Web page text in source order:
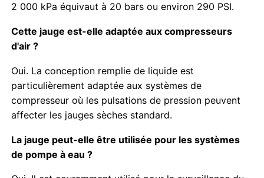
2 000 kPa équivaut à 20 bars ou environ 290 PSI.
Cette jauge est-elle adaptée aux compresseurs
d'air ?
Oui. La conception remplie de liquide est
particulièrement adaptée aux systèmes de
compresseur où les pulsations de pression peuvent
affecter les jauges sèches standard.
La jauge peut-elle être utilisée pour les systèmes
de pompe à eau ?